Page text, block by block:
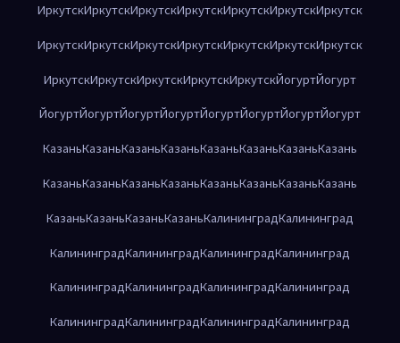
ИркутскИркутскИркутскИркутскИркутскИркутскИркутск
ИркутскИркутскИркутскИркутскИркутскИркутскИркутск
ИркутскИркутскИркутскИркутскИркутскЙогуртЙогурт
ЙогуртЙогуртЙогуртЙогуртЙогуртЙогуртЙогуртЙогурт
КазаньКазаньКазаньКазаньКазаньКазаньКазаньКазань
КазаньКазаньКазаньКазаньКазаньКазаньКазаньКазань
КазаньКазаньКазаньКазаньКалининградКалининград
КалининградКалининградКалининградКалининград
КалининградКалининградКалининградКалининград
КалининградКалининградКалининградКалининград